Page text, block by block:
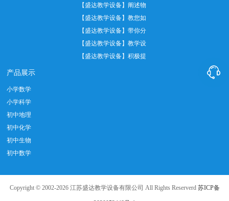
何正确使用温度…
【盛达教学设备】阐述物
理实验室十大管…
【盛达教学设备】教您如
何做好实验室设…
【盛达教学设备】带你分
析教学仪器设备…
【盛达教学设备】教学设
备实际应用中我…
【盛达教学设备】积极提
产品展示
小学数学
小学科学
初中地理
初中化学
初中生物
初中数学
Copyright © 2002-2026 江苏盛达教学设备有限公司 All Rights Reserverd 苏ICP备
